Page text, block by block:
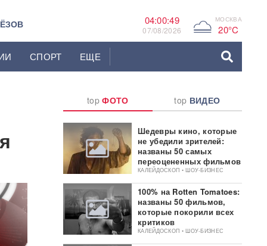
04:00:50
07/08/2026 G МОСКВА
20°C
СПОРТ ЕЩЕ
topФОТО top ВИДЕО
Шедевры кино, которые
не убедили зрителей:
названы 50 самых
переоцененных фильмов
КАЛЕЙДОСКОП • ШОУ-БИЗНЕС
100% на Rotten Tomatoes:
названы 50 фильмов,
которые покорили всех
критиков
КАЛЕЙДОСКОП • ШОУ-БИЗНЕС